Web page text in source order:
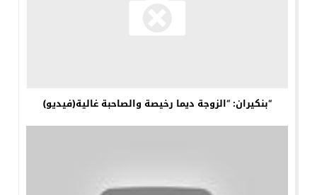
“بنكيران: “الزوجة ديما رخيصة والصاحبة غالية(فيديو)